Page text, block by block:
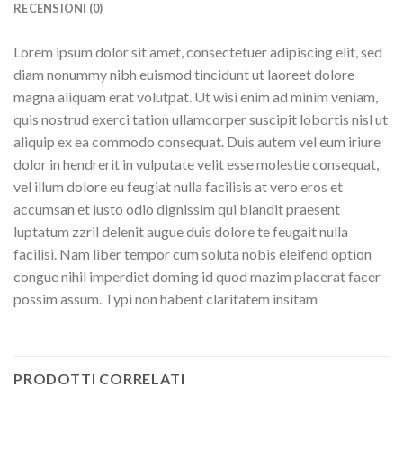
RECENSIONI (0)
Lorem ipsum dolor sit amet, consectetuer adipiscing elit, sed
diam nonummy nibh euismod tincidunt ut laoreet dolore
magna aliquam erat volutpat. Ut wisi enim ad minim veniam,
quis nostrud exerci tation ullamcorper suscipit lobortis nisl ut
aliquip ex ea commodo consequat. Duis autem vel eum iriure
dolor in hendrerit in vulputate velit esse molestie consequat,
vel illum dolore eu feugiat nulla facilisis at vero eros et
accumsan et iusto odio dignissim qui blandit praesent
luptatum zzril delenit augue duis dolore te feugait nulla
facilisi. Nam liber tempor cum soluta nobis eleifend option
congue nihil imperdiet doming id quod mazim placerat facer
possim assum. Typi non habent claritatem insitam
PRODOTTI CORRELATI